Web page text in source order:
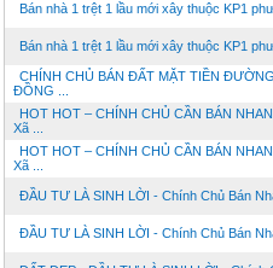
Bán nhà 1 trệt 1 lầu mới xây thuộc KP1
Bán nhà 1 trệt 1 lầu mới xây thuộc KP1
CHÍNH CHỦ BÁN ĐẤT MẶT TIỀN
ĐỒNG ...
HOT HOT – CHÍNH CHỦ CẦN BÁN
Xã ...
HOT HOT – CHÍNH CHỦ CẦN BÁN
Xã ...
ĐẦU TƯ LÀ SINH LỜI - Chính Chủ Bán
ĐẦU TƯ LÀ SINH LỜI - Chính Chủ Bán